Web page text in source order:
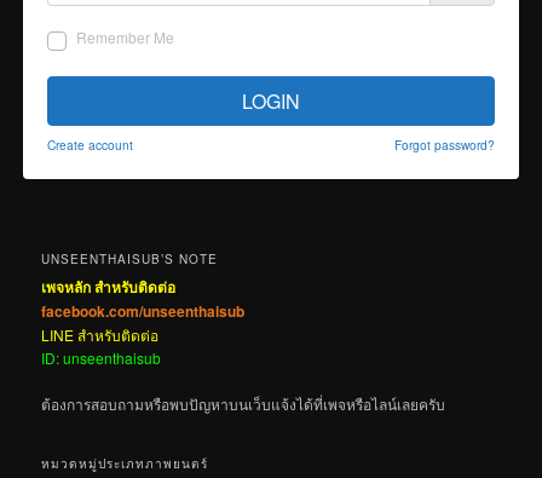
Remember Me
LOGIN
Create account Forgot password?
UNSEENTHAISUB’S NOTE
เพจหลัก สำหรับติดต่อ
facebook.com/unseenthaisub
LINE สำหรับติดต่อ
ID: unseenthaisub
ต้องการสอบถามหรือพบปัญหาบนเว็บแจ้งได้ที่เพจหรือไลน์เลยครับ
หมวดหมู่ประเภทภาพยนตร์